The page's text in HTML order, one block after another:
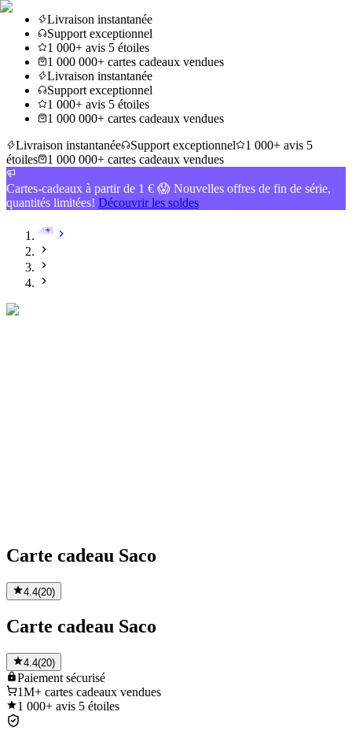
Livraison instantanée
Support exceptionnel
1 000+ avis 5 étoiles
1 000 000+ cartes cadeaux vendues
Livraison instantanée
Support exceptionnel
1 000+ avis 5 étoiles
1 000 000+ cartes cadeaux vendues
Livraison instantanée
Support exceptionnel
1 000+ avis 5
étoiles
1 000 000+ cartes cadeaux vendues
Cartes-cadeaux à partir de 1 € 😱 Nouvelles offres de fin de série,
quantités limitées! Découvrir les soldes
Carte cadeau Saco
4.4(20)
Carte cadeau Saco
4.4(20)
Paiement sécurisé
1M+ cartes cadeaux vendues
1 000+ avis 5 étoiles